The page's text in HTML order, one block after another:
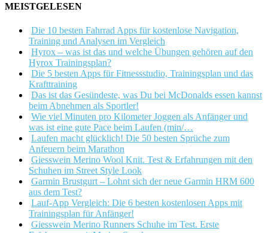
MEISTGELESEN
Die 10 besten Fahrrad Apps für kostenlose Navigation,
Training und Analysen im Vergleich
Hyrox – was ist das und welche Übungen gehören auf den
Hyrox Trainingsplan?
Die 5 besten Apps für Fitnessstudio, Trainingsplan und das
Krafttraining
Das ist das Gesündeste, was Du bei McDonalds essen kannst
beim Abnehmen als Sportler!
Wie viel Minuten pro Kilometer Joggen als Anfänger und
was ist eine gute Pace beim Laufen (min/…
Laufen macht glücklich! Die 50 besten Sprüche zum
Anfeuern beim Marathon
Giesswein Merino Wool Knit. Test & Erfahrungen mit den
Schuhen im Street Style Look
Garmin Brustgurt – Lohnt sich der neue Garmin HRM 600
aus dem Test?
Lauf-App Vergleich: Die 6 besten kostenlosen Apps mit
Trainingsplan für Anfänger!
Giesswein Merino Runners Schuhe im Test. Erste